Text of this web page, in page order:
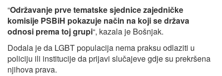
“Održavanje prve tematske sjednice zajedničke
komisije PSBiH pokazuje način na koji se država
odnosi prema toj grupi“, kazala je Bošnjak.
Dodala je da LGBT populacija nema praksu odlaziti u
policiju ili institucije da prijavi slučajeve gdje su prekršena
njihova prava.